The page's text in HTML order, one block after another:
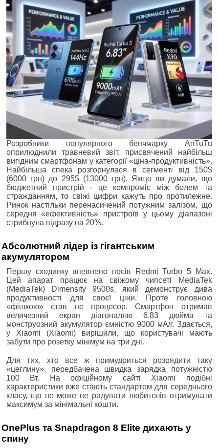
Розробники популярного бенчмарку AnTuTu
оприлюднили травневий звіт, присвячений найбільш
вигідним смартфонам у категорії «ціна-продуктивність».
Найбільша спека розгорнулася в сегменті від 150$
(6000 грн) до 295$ (13000 грн). Якщо ви думали, що
бюджетний пристрій - це компроміс між болем та
стражданням, то свіжі цифри кажуть про протилежне.
Ринок настільки перенасичений потужним залізом, що
середня «ефективність» пристроїв у цьому діапазоні
стрибнула відразу на 20%.
Абсолютний лідер із гігантським
акумулятором
Першу сходинку впевнено посів Redmi Turbo 5 Max.
Цей апарат працює на свіжому чипсеті MediaTek
(MediaTek) Dimensity 9500s, який демонструє дива
продуктивності для своєї ціни. Проте головною
«фішкою» став не процесор. Смартфон отримав
величезний екран діагоналлю 6.83 дюйма та
монструозний акумулятор ємністю 9000 мА/г. Здається,
у Xiaomi (Xiaomi) вирішили, що користувачі мають
забути про розетку мінімум на три дні.
Для тих, хто все ж примудриться розрядити таку
«цеглину», передбачена швидка зарядка потужністю
100 Вт. На офіційному сайті Xiaomi подібні
характеристики вже стають стандартом для середнього
класу, що не може не радувати любителів отримувати
максимум за мінімальні кошти.
OnePlus та Snapdragon 8 Elite дихають у
спину